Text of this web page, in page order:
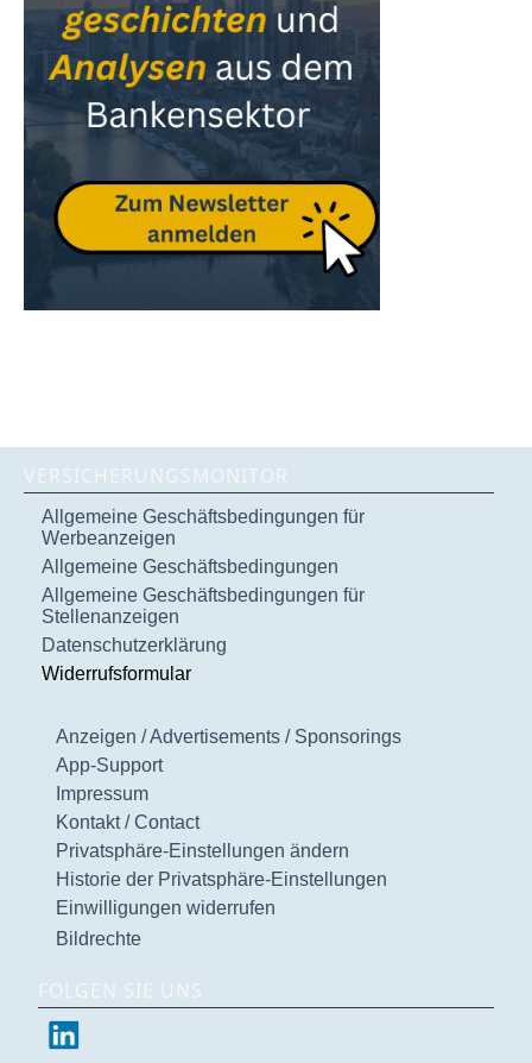
VERSICHERUNGSMONITOR
Allgemeine Geschäftsbedingungen für
Werbeanzeigen
Allgemeine Geschäftsbedingungen
Allgemeine Geschäftsbedingungen für
Stellenanzeigen
Datenschutzerklärung
Widerrufsformular
Anzeigen / Advertisements / Sponsorings
App-Support
Impressum
Kontakt / Contact
Privatsphäre-Einstellungen ändern
Historie der Privatsphäre-Einstellungen
Einwilligungen widerrufen
Bildrechte
FOLGEN SIE UNS